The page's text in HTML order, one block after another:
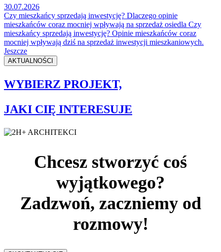
30.07.2026
Czy mieszkańcy sprzedają inwestycję? Dlaczego opinie
mieszkańców coraz mocniej wpływają na sprzedaż osiedla Czy
mieszkańcy sprzedają inwestycję? Opinie mieszkańców coraz
mocniej wpływają dziś na sprzedaż inwestycji mieszkaniowych.
Jeszcze
AKTUALNOŚCI
WYBIERZ PROJEKT,
JAKI CIĘ INTERESUJE
Chcesz stworzyć coś
wyjątkowego?
Zadzwoń, zaczniemy od
rozmowy!